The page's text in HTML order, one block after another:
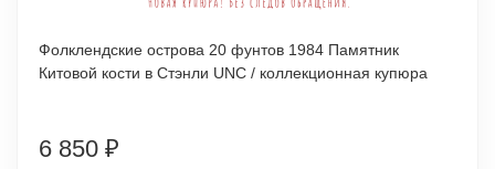
Фолклендские острова 20 фунтов 1984 Памятник
Китовой кости в Стэнли UNC / коллекционная купюра
6 850 ₽